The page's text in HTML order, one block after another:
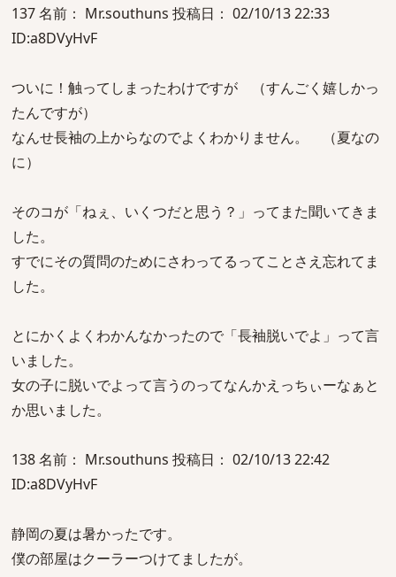
137 名前： Mr.southuns 投稿日： 02/10/13 22:33
ID:a8DVyHvF
ついに！触ってしまったわけですが （すんごく嬉しかっ
たんですが）
なんせ長袖の上からなのでよくわかりません。 （夏なの
に）
そのコが「ねぇ、いくつだと思う？」ってまた聞いてきま
した。
すでにその質問のためにさわってるってことさえ忘れてま
した。
とにかくよくわかんなかったので「長袖脱いでよ」って言
いました。
女の子に脱いでよって言うのってなんかえっちぃーなぁと
か思いました。
138 名前： Mr.southuns 投稿日： 02/10/13 22:42
ID:a8DVyHvF
静岡の夏は暑かったです。
僕の部屋はクーラーつけてましたが。